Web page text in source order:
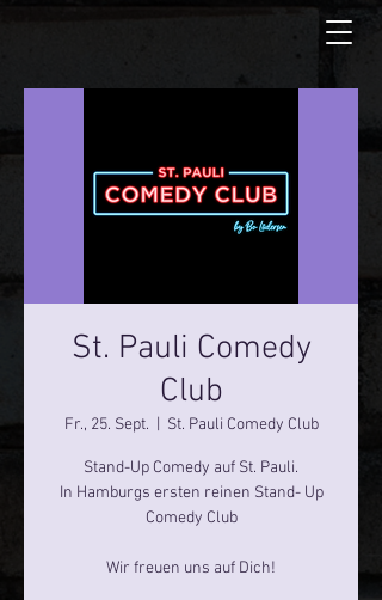
St. Pauli Comedy
Club
Fr., 25. Sept. St. Pauli Comedy Club
Stand-Up Comedy auf St. Pauli.
In Hamburgs ersten reinen Stand- Up
Comedy Club
Wir freuen uns auf Dich!